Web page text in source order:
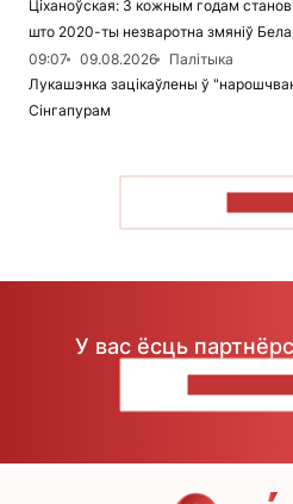
Ціханоўская: З кожным годам
што 2020-ты незваротна змяніў
09:07
09.08.2026
Палітыка
Лукашэнка зацікаўлены ў
Сінгапурам
У вас ёсць